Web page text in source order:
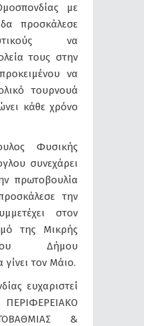
με
προσκάλεσε
να
τους στην
να
τουρνουά
κάθε χρόνο
Φυσικής
συνεχάρει
πρωτοβουλία
την
στον
της Μικρής
Δήμου
τον Μάιο.
ευχαριστεί
&